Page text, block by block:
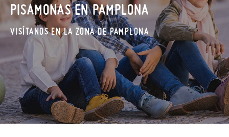
PISAMONAS EN PAMPLONA
VISÍTANOS EN LA ZONA DE PAMPLONA